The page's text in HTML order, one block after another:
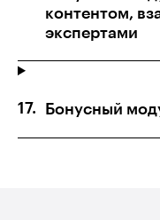
контентом,
экспертами
Бонусный